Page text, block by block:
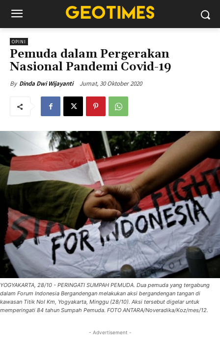
OPINI
Pemuda dalam Pergerakan
Nasional Pandemi Covid-19
By Dinda Dwi Wijayanti Jumat, 30 Oktober 2020
YOGYAKARTA, 28/10 - PERINGATI SUMPAH PEMUDA. Dua pemuda yang tergabung
dalam Forum Indonesia Bergandengan melakukan aksi bergandengan tangan di
kawasan Titik Nol Km, Yogyakarta, Minggu (28/10). Aksi tersebut digelar untuk
memperingati 84 tahun Sumpah Pemuda. FOTO ANTARA/Noveradika/Koz/mes/12.
- Advertisement -